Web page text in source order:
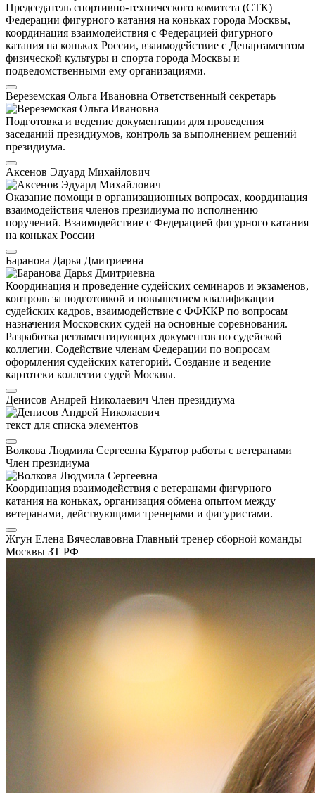
Председатель спортивно-технического комитета (СТК)
Федерации фигурного катания на коньках города Москвы,
координация взаимодействия с Федерацией фигурного
катания на коньках России, взаимодействие с Департаментом
физической культуры и спорта города Москвы и
подведомственными ему организациями.
Вереземская Ольга Ивановна Ответственный секретарь
Подготовка и ведение документации для проведения
заседаний президиумов, контроль за выполнением решений
президиума.
Аксенов Эдуард Михайлович
Оказание помощи в организационных вопросах, координация
взаимодействия членов президиума по исполнению
поручений. Взаимодействие с Федерацией фигурного катания
на коньках России
Баранова Дарья Дмитриевна
Координация и проведение судейских семинаров и экзаменов,
контроль за подготовкой и повышением квалификации
судейских кадров, взаимодействие с ФФККР по вопросам
назначения Московских судей на основные соревнования.
Разработка регламентирующих документов по судейской
коллегии. Содействие членам Федерации по вопросам
оформления судейских категорий. Создание и ведение
картотеки коллегии судей Москвы.
Денисов Андрей Николаевич Член президиума
текст для списка элементов
Волкова Людмила Сергеевна Куратор работы с ветеранами
Член президиума
Координация взаимодействия с ветеранами фигурного
катания на коньках, организация обмена опытом между
ветеранами, действующими тренерами и фигуристами.
Жгун Елена Вячеславовна Главный тренер сборной команды
Москвы ЗТ РФ